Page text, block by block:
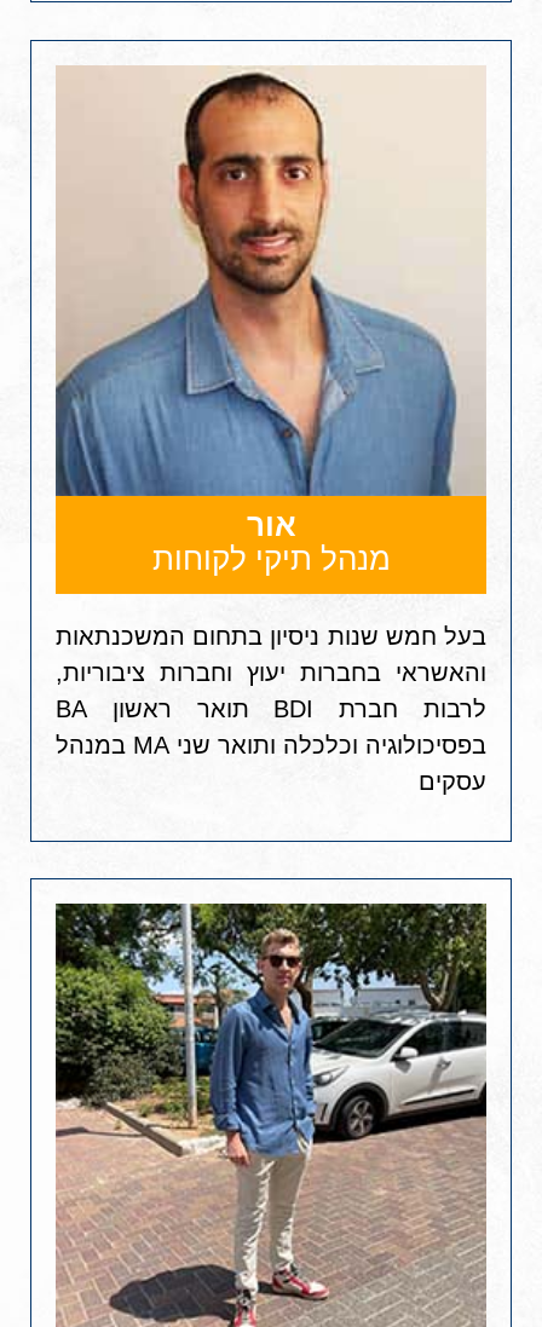
אור
מנהל תיקי לקוחות
בעל חמש שנות ניסיון בתחום המשכנתאות
והאשראי בחברות יעוץ וחברות ציבוריות,
לרבות חברת BDI תואר ראשון BA
בפסיכולוגיה וכלכלה ותואר שני MA במנהל
עסקים